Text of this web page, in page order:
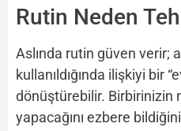
Rutin Neden
Aslında rutin güven verir;
kullanıldığında ilişkiyi bir
dönüştürebilir. Birbirinizin
yapacağını ezbere